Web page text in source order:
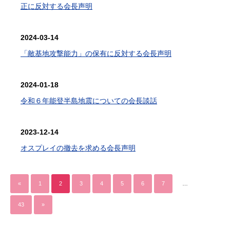
正に反対する会長声明
2024-03-14
「敵基地攻撃能力」の保有に反対する会長声明
2024-01-18
令和６年能登半島地震についての会長談話
2023-12-14
オスプレイの撤去を求める会長声明
« 1 2 3 4 5 6 7
43 »